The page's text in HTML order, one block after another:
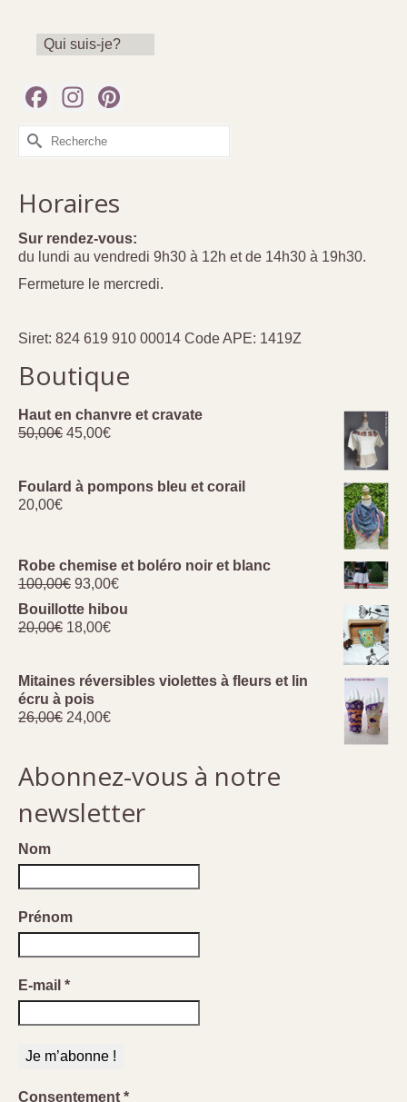
Qui suis-je?
Facebook
Instagram
Rechercher :
Horaires
Sur rendez-vous:
du lundi au vendredi 9h30 à 12h et de 14h30 à 19h30.
Fermeture le mercredi.
Siret: 824 619 910 00014 Code APE: 1419Z
Boutique
Haut en chanvre et cravate
50,00€ Le
était :
45,00€Le
est :
Foulard à pompons bleu et corail
20,00€
Robe chemise et boléro noir et blanc
100,00€ Le
prix
initial
était :
93,00€Le
actuel
Bouillotte hibou
20,00€ Le
était :
20,00€.
18,00€Le
est :
Mitaines réversibles violettes à fleurs et lin
écru à pois
26,00€ Le
était :
26,00€.
24,00€Le
est :
24,00€.
Abonnez-vous à notre
newsletter
Nom
Prénom
E-mail *
Consentement *